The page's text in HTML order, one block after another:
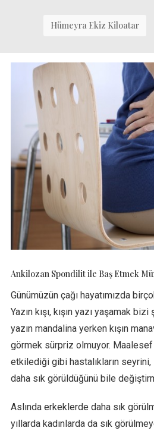
Hümeyra Ekiz Kiloatar
Ankilozan Spondilit ile Baş Etmek
Günümüzün çağı hayatımızda
Yazın kışı, kışın yazı yaşamak bizi
yazın mandalina yerken kışın
görmek sürpriz olmuyor.
etkilediği gibi hastalıkların seyrini,
daha sık görüldüğünü bile
Aslında erkeklerde daha sık
yıllarda kadınlarda da sık